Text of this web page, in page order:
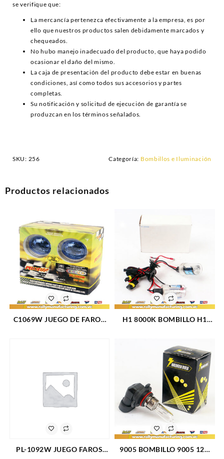
se verifique que:
La mercancía pertenezca efectivamente a la empresa, es por
ello que nuestros productos salen debidamente marcados y
chequeados.
No hubo manejo inadecuado del producto, que haya podido
ocasionar el daño del mismo.
La caja de presentación del producto debe estar en buenas
condiciones, así como todos sus accesorios y partes
completas.
Su notificación y solicitud de ejecución de garantía se
produzcan en los términos señalados.
SKU: 256 Categoría: Bombillos e Iluminación
Productos relacionados
C1069W JUEGO DE FAROS
H1 8000K BOMBILLO H1
PL-1092W JUEGO FAROS
9005 BOMBILLO 9005 12V